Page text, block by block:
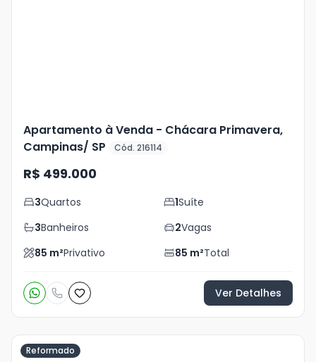
Apartamento à Venda - Chácara Primavera,
Campinas/ SP
Cód. 216114
R$ 499.000
3Quartos 1Suíte
3Banheiros 2Vagas
85 m²Privativo 85 m²Total
Ver Detalhes
Reformado